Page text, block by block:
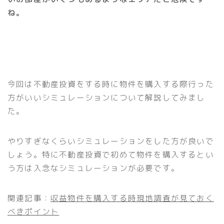
ね。
今回は不動産投資をする時に物件を購入する際行った
方がいいシミュレーションについて解説してみまし
た。
やりすぎなくらいシミュレーションをした方が良いで
しょう。特に不動産投資で初めて物件を購入するとい
う方は入念なシミュレーションが必要です。
関連記事： 収益物件を購入する時現地調査が見ておく
べきポイント